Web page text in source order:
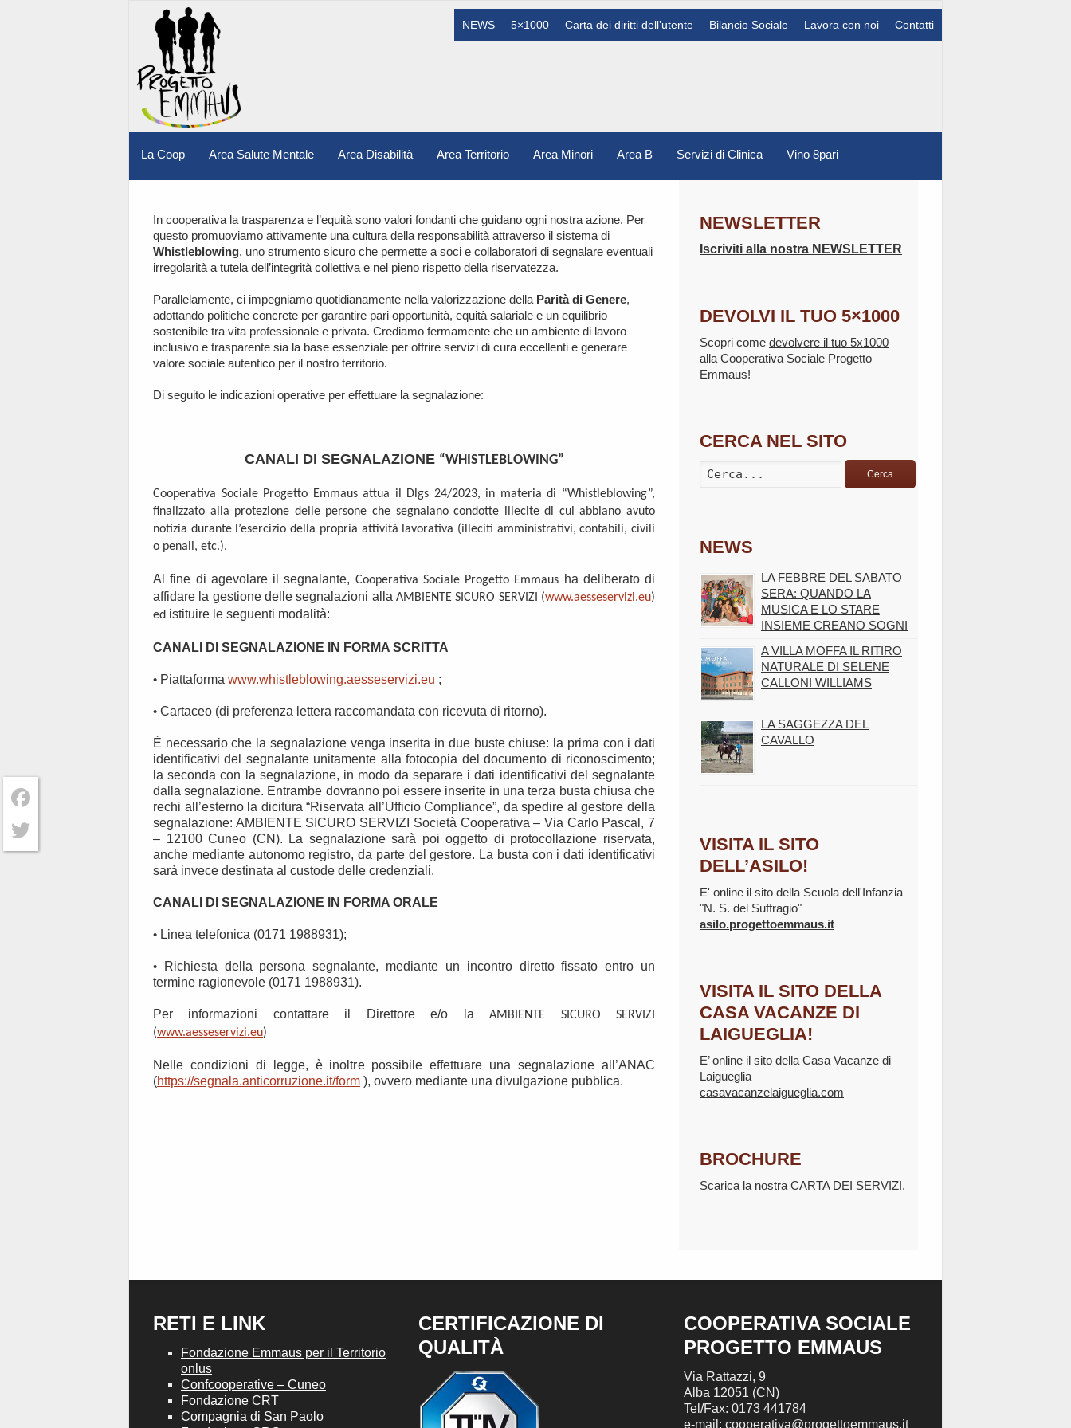
Contatti
Lavora con noi
Bilancio Sociale
Carta dei diritti dell’utente
5×1000
NEWS
La Coop Area Salute Mentale Area Disabilità Area Territorio Area Minori Area B Servizi di Clinica Vino 8pari
In cooperativa la trasparenza e l’equità sono valori fondanti che guidano ogni nostra azione. Per
questo promuoviamo attivamente una cultura della responsabilità attraverso il sistema di
Whistleblowing, uno strumento sicuro che permette a soci e collaboratori di segnalare eventuali
irregolarità a tutela dell’integrità collettiva e nel pieno rispetto della riservatezza.
Parallelamente, ci impegniamo quotidianamente nella valorizzazione della Parità di Genere,
adottando politiche concrete per garantire pari opportunità, equità salariale e un equilibrio
sostenibile tra vita professionale e privata. Crediamo fermamente che un ambiente di lavoro
inclusivo e trasparente sia la base essenziale per offrire servizi di cura eccellenti e generare
valore sociale autentico per il nostro territorio.
Di seguito le indicazioni operative per effettuare la segnalazione:
CANALI DI SEGNALAZIONE “WHISTLEBLOWING”
Cooperativa Sociale Progetto Emmaus attua il Dlgs 24/2023, in materia di “Whistleblowing”,
finalizzato alla protezione delle persone che segnalano condotte illecite di cui abbiano avuto
notizia durante l’esercizio della propria attività lavorativa (illeciti amministrativi, contabili, civili
o penali, etc.).
Al fine di agevolare il segnalante, Cooperativa Sociale Progetto Emmaus ha deliberato di
affidare la gestione delle segnalazioni alla AMBIENTE SICURO SERVIZI (www.aesseservizi.eu)
ed istituire le seguenti modalità:
CANALI DI SEGNALAZIONE IN FORMA SCRITTA
• Piattaforma www.whistleblowing.aesseservizi.eu ;
• Cartaceo (di preferenza lettera raccomandata con ricevuta di ritorno).
È necessario che la segnalazione venga inserita in due buste chiuse: la prima con i dati
identificativi del segnalante unitamente alla fotocopia del documento di riconoscimento;
la seconda con la segnalazione, in modo da separare i dati identificativi del segnalante
dalla segnalazione. Entrambe dovranno poi essere inserite in una terza busta chiusa che
rechi all’esterno la dicitura “Riservata all’Ufficio Compliance”, da spedire al gestore della
segnalazione: AMBIENTE SICURO SERVIZI Società Cooperativa – Via Carlo Pascal, 7
– 12100 Cuneo (CN). La segnalazione sarà poi oggetto di protocollazione riservata,
anche mediante autonomo registro, da parte del gestore. La busta con i dati identificativi
sarà invece destinata al custode delle credenziali.
CANALI DI SEGNALAZIONE IN FORMA ORALE
• Linea telefonica (0171 1988931);
• Richiesta della persona segnalante, mediante un incontro diretto fissato entro un
termine ragionevole (0171 1988931).
Per informazioni contattare il Direttore e/o laAMBIENTE SICURO SERVIZI
(www.aesseservizi.eu)
Nelle condizioni di legge, è inoltre possibile effettuare una segnalazione all’ANAC
(https://segnala.anticorruzione.it/form ), ovvero mediante una divulgazione pubblica.
NEWSLETTER
Iscriviti alla nostra NEWSLETTER
DEVOLVI IL TUO 5×1000
Scopri come devolvere il tuo 5x1000
alla Cooperativa Sociale Progetto
Emmaus!
CERCA NEL SITO
Cerca
NEWS
LA FEBBRE DEL SABATO
SERA: QUANDO LA
MUSICA E LO STARE
INSIEME CREANO SOGNI
A VILLA MOFFA IL RITIRO
NATURALE DI SELENE
CALLONI WILLIAMS
LA SAGGEZZA DEL
CAVALLO
VISITA IL SITO
DELL’ASILO!
E' online il sito della Scuola dell'Infanzia
"N. S. del Suffragio"
asilo.progettoemmaus.it
VISITA IL SITO DELLA
CASA VACANZE DI
LAIGUEGLIA!
E’ online il sito della Casa Vacanze di
Laigueglia
casavacanzelaigueglia.com
BROCHURE
Scarica la nostra CARTA DEI SERVIZI.
RETI E LINK
Fondazione Emmaus per il Territorio
onlus
Confcooperative – Cuneo
Fondazione CRT
Compagnia di San Paolo
CERTIFICAZIONE DI
QUALITÀ
COOPERATIVA SOCIALE
PROGETTO EMMAUS
Via Rattazzi, 9
Alba 12051 (CN)
Tel/Fax: 0173 441784
e-mail: cooperativa@progettoemmaus.it
Facebook
Twitter